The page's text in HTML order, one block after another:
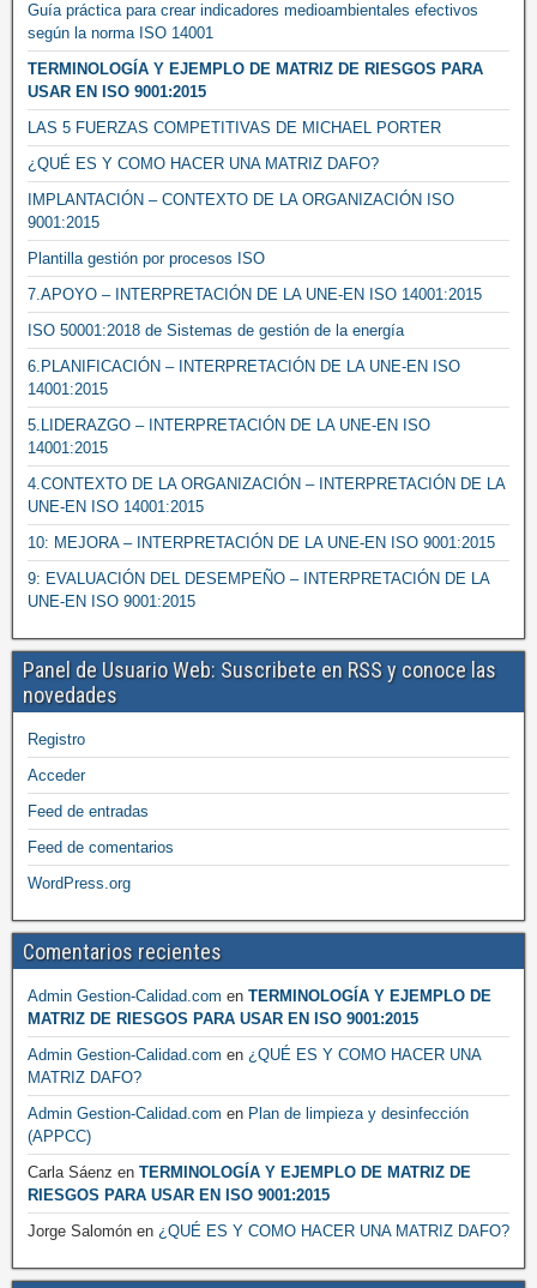
Guía práctica para crear indicadores medioambientales efectivos
según la norma ISO 14001
TERMINOLOGÍA Y EJEMPLO DE MATRIZ DE RIESGOS PARA
USAR EN ISO 9001:2015
LAS 5 FUERZAS COMPETITIVAS DE MICHAEL PORTER
¿QUÉ ES Y COMO HACER UNA MATRIZ DAFO?
IMPLANTACIÓN – CONTEXTO DE LA ORGANIZACIÓN ISO
9001:2015
Plantilla gestión por procesos ISO
7.APOYO – INTERPRETACIÓN DE LA UNE-EN ISO 14001:2015
ISO 50001:2018 de Sistemas de gestión de la energía
6.PLANIFICACIÓN – INTERPRETACIÓN DE LA UNE-EN ISO
14001:2015
5.LIDERAZGO – INTERPRETACIÓN DE LA UNE-EN ISO
14001:2015
4.CONTEXTO DE LA ORGANIZACIÓN – INTERPRETACIÓN DE LA
UNE-EN ISO 14001:2015
10: MEJORA – INTERPRETACIÓN DE LA UNE-EN ISO 9001:2015
9: EVALUACIÓN DEL DESEMPEÑO – INTERPRETACIÓN DE LA
UNE-EN ISO 9001:2015
Panel de Usuario Web: Suscribete en RSS y conoce las
novedades
Registro
Acceder
Feed de entradas
Feed de comentarios
WordPress.org
Comentarios recientes
Admin Gestion-Calidad.com en TERMINOLOGÍA Y EJEMPLO DE
MATRIZ DE RIESGOS PARA USAR EN ISO 9001:2015
Admin Gestion-Calidad.com en ¿QUÉ ES Y COMO HACER UNA
MATRIZ DAFO?
Admin Gestion-Calidad.com en Plan de limpieza y desinfección
(APPCC)
Carla Sáenz en TERMINOLOGÍA Y EJEMPLO DE MATRIZ DE
RIESGOS PARA USAR EN ISO 9001:2015
Jorge Salomón en ¿QUÉ ES Y COMO HACER UNA MATRIZ DAFO?